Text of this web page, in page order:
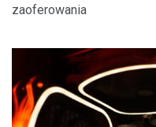
zaoferowania